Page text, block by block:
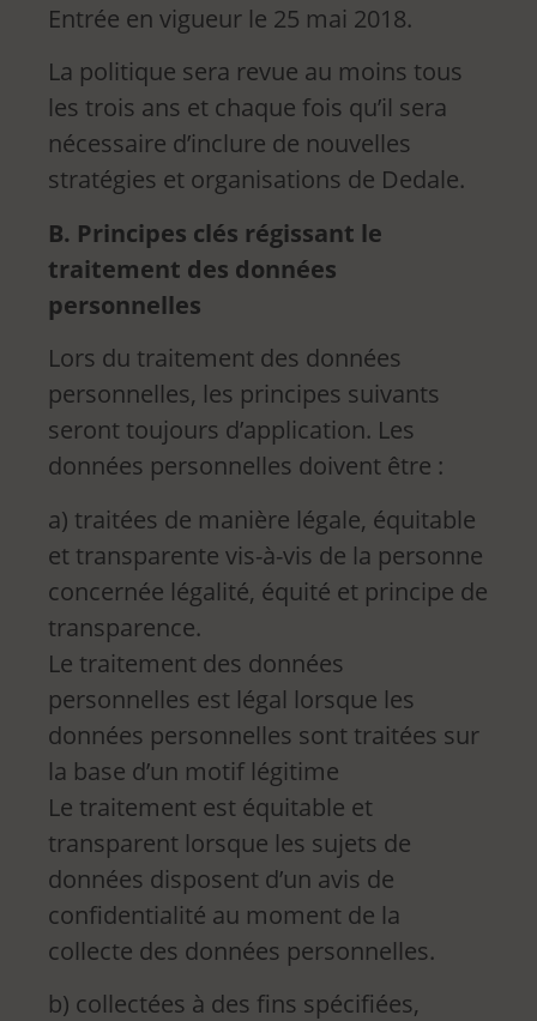
Entrée en vigueur le 25 mai 2018.
La politique sera revue au moins tous
les trois ans et chaque fois qu’il sera
nécessaire d’inclure de nouvelles
stratégies et organisations de Dedale.
B. Principes clés régissant le
traitement des données
personnelles
Lors du traitement des données
personnelles, les principes suivants
seront toujours d’application. Les
données personnelles doivent être :
a) traitées de manière légale, équitable
et transparente vis-à-vis de la personne
concernée légalité, équité et principe de
transparence.
Le traitement des données
personnelles est légal lorsque les
données personnelles sont traitées sur
la base d’un motif légitime
Le traitement est équitable et
transparent lorsque les sujets de
données disposent d’un avis de
confidentialité au moment de la
collecte des données personnelles.
b) collectées à des fins spécifiées,